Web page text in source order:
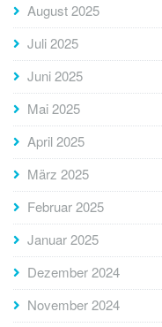
August 2025
Juli 2025
Juni 2025
Mai 2025
April 2025
März 2025
Februar 2025
Januar 2025
Dezember 2024
November 2024